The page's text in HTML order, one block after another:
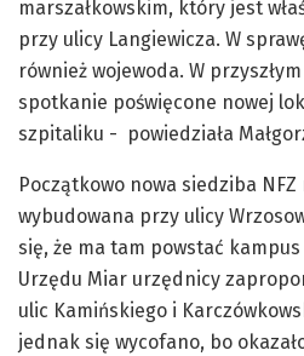
marszałkowskim, który jest
przy ulicy Langiewicza. W
również wojewoda. W
spotkanie poświęcone nowej
szpitaliku - powiedziała
Początkowo nowa siedziba NFZ
wybudowana przy ulicy
się, że ma tam powstać
Urzędu Miar urzędnicy
ulic Kamińskiego i
jednak się wycofano, bo